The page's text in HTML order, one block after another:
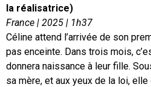
la réalisatrice)
France | 2025 | 1h37
Céline attend l’arrivée de son
pas enceinte. Dans trois mois,
donnera naissance à leur fille.
sa mère, et aux yeux de la loi,